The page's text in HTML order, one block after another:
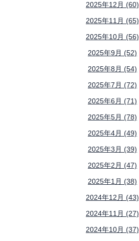
2025年12月 (60)
2025年11月 (65)
2025年10月 (56)
2025年9月 (52)
2025年8月 (54)
2025年7月 (72)
2025年6月 (71)
2025年5月 (78)
2025年4月 (49)
2025年3月 (39)
2025年2月 (47)
2025年1月 (38)
2024年12月 (43)
2024年11月 (27)
2024年10月 (37)